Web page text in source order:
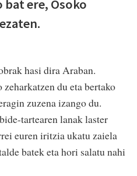
bat ere, Osoko
hasi dira Araban.
du eta bertako
zuzena izango du.
tartearen lanak laster
euren iritzia ukatu zaiela
batek eta hori salatu nahi